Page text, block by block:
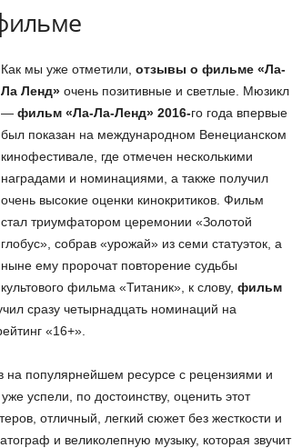
Как мы уже отметили, отзывы о фильме «Ла-
Ла Ленд»очень позитивные и светлые. Мюзикл
— фильм «Ла-Ла-Ленд» 2016-го года впервые
был показан на международном Венецианском
кинофестивале, где отмечен несколькими
наградами и номинациями, а также получил
очень высокие оценки кинокритиков. Фильм
стал триумфатором церемонии «Золотой
глобус», собрав «урожай» из семи статуэток, а
ныне ему пророчат повторение судьбы
культового фильма «Титаник», к слову, фильм
сразу четырнадцать номинаций на
«16+».
популярнейшем ресурсе с рецензиями и
успели, по достоинству, оценить этот
отличный, легкий сюжет без жесткости и
и великолепную музыку, которая звучит